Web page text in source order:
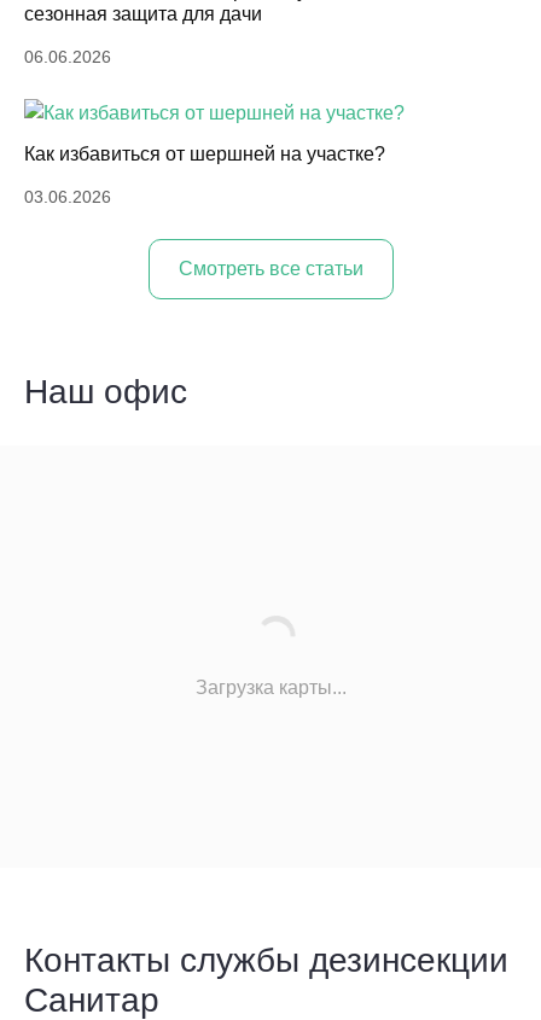
сезонная защита для дачи
06.06.2026
Как избавиться от шершней на участке?
03.06.2026
Cмотреть все статьи
Наш офис
Загрузка карты...
Контакты службы дезинсекции
Санитар